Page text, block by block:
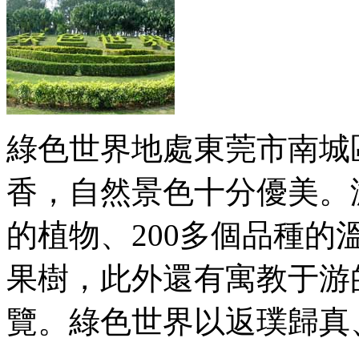
綠色世界地處東莞市南
香，自然景色十分優美
的植物、200多個品種的
果樹，此外還有寓教于
覽。綠色世界以返璞歸